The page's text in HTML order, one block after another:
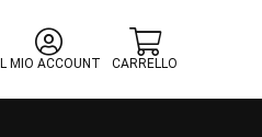
IL MIO ACCOUNT
CARRELLO